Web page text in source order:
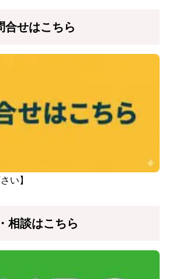
合せはこちら
い】
相談はこちら